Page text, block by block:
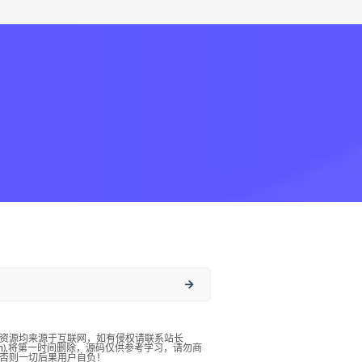
源均来源于互联网，如有侵权请联系站长
将第一时间删除，源码仅供参考学习，请勿商
则一切后果用户自负！